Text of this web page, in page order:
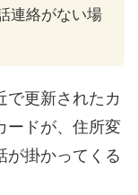
連絡がない場
で更新されたカ
ードが、住所変
が掛かってくる